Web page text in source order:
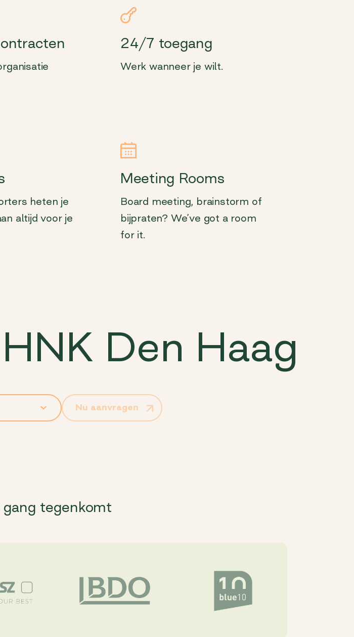
24/7 toegang
Werk wanneer je wilt.
heten je
altijd voor je
Meeting Rooms
Board meeting, brainstorm of
bijpraten? We’ve got a room
for it.
Den Haag
Nu aanvragen
tegenkomt